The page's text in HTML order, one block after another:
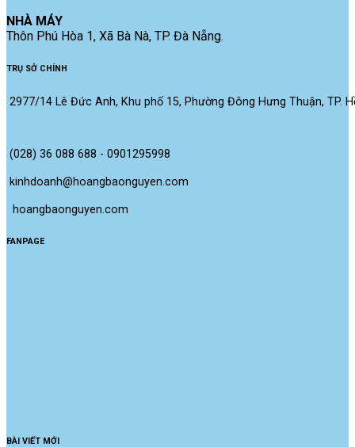
NHÀ MÁY
Thôn Phú Hòa 1, Xã Bà Nà, TP. Đà Nẵng.
TRỤ SỞ CHÍNH
2977/14 Lê Đức Anh, Khu phố 15, Phường Đông Hưng Thuận, TP.
(028) 36 088 688 - 0901295998
kinhdoanh@hoangbaonguyen.com
hoangbaonguyen.com
FANPAGE
BÀI VIẾT MỚI